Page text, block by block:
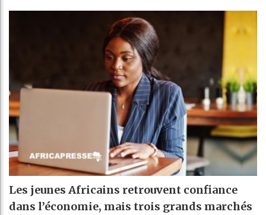
Les jeunes Africains retrouvent confiance
dans l’économie, mais trois grands marchés